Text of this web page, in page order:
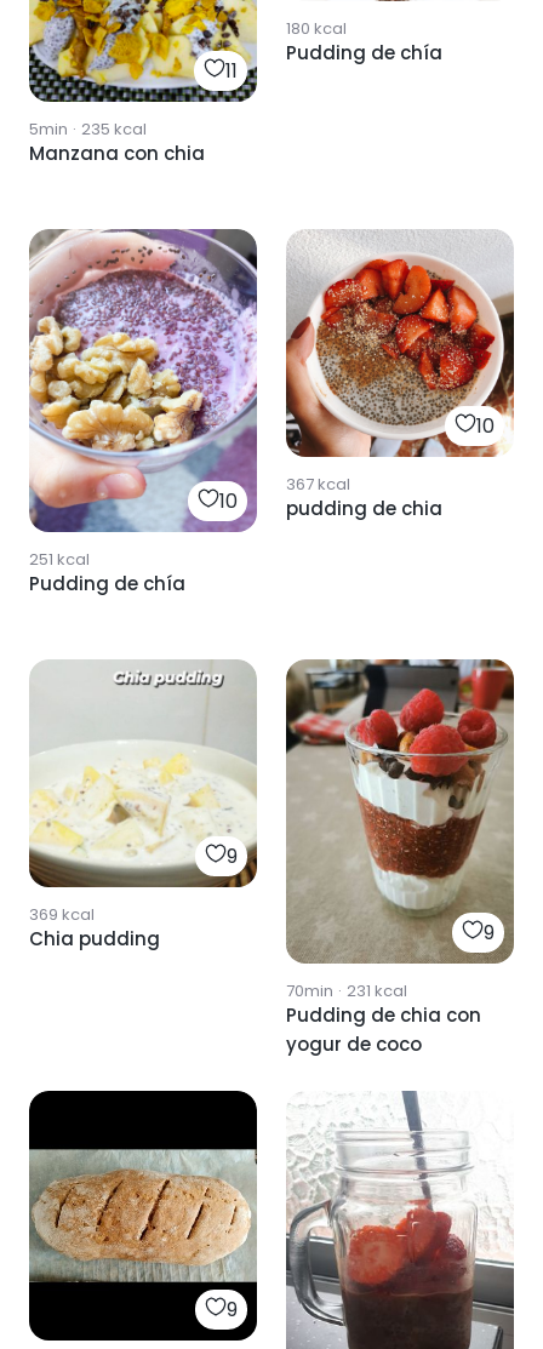
11
5min · 235 kcal
Manzana con chia
180 kcal
Pudding de chía
10
251 kcal
Pudding de chía
10
367kcal
pudding de chia
9
369 kcal
Chia pudding 9
70min · 231 kcal
Pudding de chia con
yogur de coco
9